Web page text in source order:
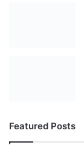
Featured Posts